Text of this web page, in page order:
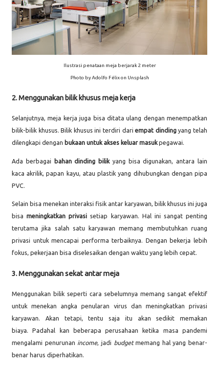
Ilustrasi penataan meja berjarak 2 meter
Photo by Adolfo Félix on Unsplash
2. Menggunakan bilik khusus meja kerja
Selanjutnya, meja kerja juga bisa ditata ulang dengan menempatkan
bilik-bilik khusus. Bilik khusus ini terdiri dariempat dindingyang telah
dilengkapi dengan bukaan untuk akses keluar masukpegawai.
Ada berbagai bahan dinding bilikyang bisa digunakan, antara lain
kaca akrilik, papan kayu, atau plastik yang dihubungkan dengan pipa
PVC.
Selain bisa menekan interaksi fisik antar karyawan, bilik khusus ini juga
bisameningkatkan privasi setiap karyawan. Hal ini sangat penting
terutama jika salah satu karyawan memang membutuhkan ruang
privasi untuk mencapai performa terbaiknya. Dengan bekerja lebih
fokus, pekerjaan bisa diselesaikan dengan waktu yang lebih cepat.
3. Menggunakan sekat antar meja
Menggunakan bilik seperti cara sebelumnya memang sangat efektif
untuk menekan angka penularan virus dan meningkatkan privasi
karyawan. Akan tetapi, tentu saja itu akan sedikit memakan
biaya.Padahal kan beberapa perusahaan ketika masa pandemi
mengalami penurunan income, jadi budgetmemang hal yang benar-
benar harus diperhatikan.